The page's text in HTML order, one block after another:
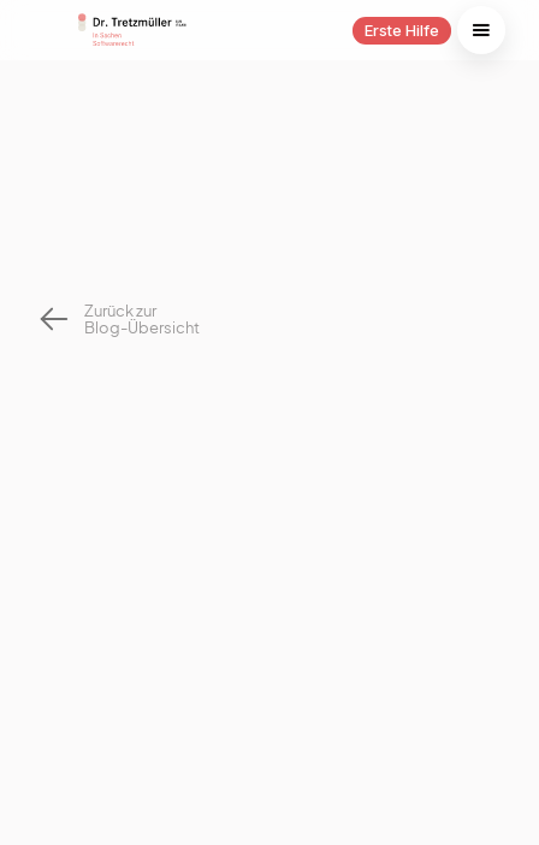
Erste Hilfe
Zurück zur
Blog-Übersicht